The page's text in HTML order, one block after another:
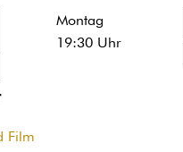
Montag
19:30Uhr
Film